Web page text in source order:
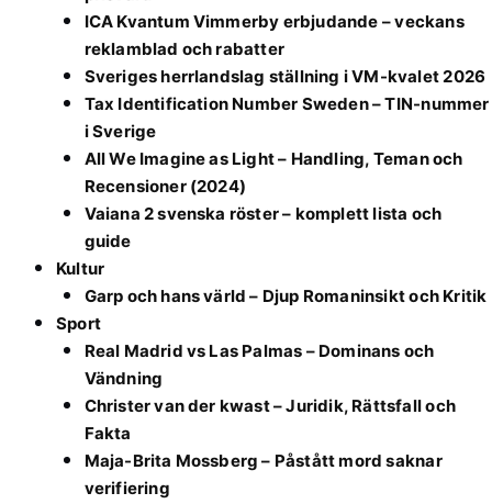
ICA Kvantum Vimmerby erbjudande – veckans
reklamblad och rabatter
Sveriges herrlandslag ställning i VM-kvalet 2026
Tax Identification Number Sweden – TIN-nummer
i Sverige
All We Imagine as Light – Handling, Teman och
Recensioner (2024)
Vaiana 2 svenska röster – komplett lista och
guide
Kultur
Garp och hans värld – Djup Romaninsikt och Kritik
Sport
Real Madrid vs Las Palmas – Dominans och
Vändning
Christer van der kwast – Juridik, Rättsfall och
Fakta
Maja-Brita Mossberg – Påstått mord saknar
verifiering